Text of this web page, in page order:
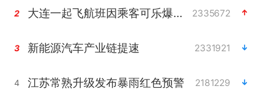
2 大连一起飞航班因乘客可乐爆瓶折返 2335672
3 新能源汽车产业链提速 2331921
4 江苏常熟升级发布暴雨红色预警 2181229